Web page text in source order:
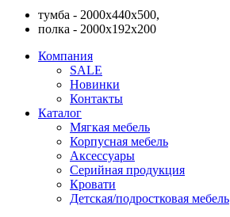
тумба - 2000х440х500,
полка - 2000х192х200
Компания
SALE
Новинки
Контакты
Каталог
Мягкая мебель
Корпусная мебель
Аксессуары
Серийная продукция
Кровати
Детская/подростковая мебель